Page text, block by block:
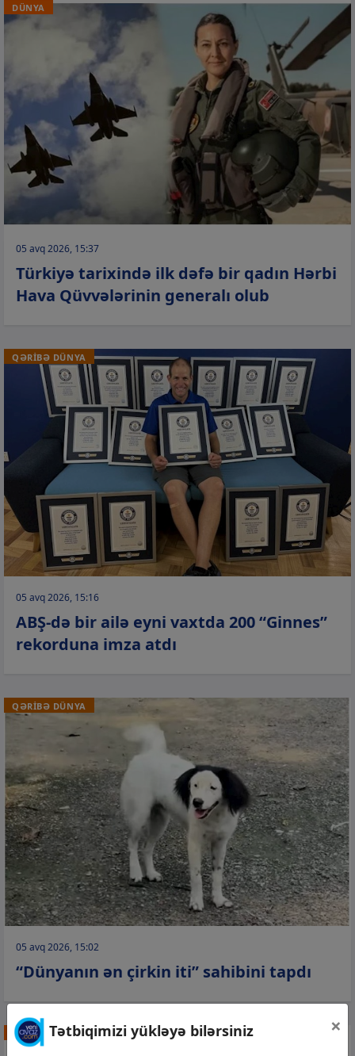
DÜNYA
05 avq 2026, 15:37
Türkiyə tarixində ilk dəfə bir qadın Hərbi
Hava Qüvvələrinin generalı olub
QƏRİBƏ DÜNYA
05 avq 2026, 15:16
ABŞ-də bir ailə eyni vaxtda 200 “Ginnes”
rekorduna imza atdı
QƏRİBƏ DÜNYA
05 avq 2026, 15:02
“Dünyanın ən çirkin iti” sahibini tapdı
DÜNYA Tətbiqimizi yükləyə bilərsiniz ×